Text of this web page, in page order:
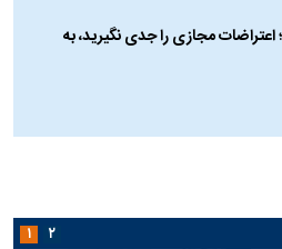
مجازی را جدی نگیرید، به
۱ ۲